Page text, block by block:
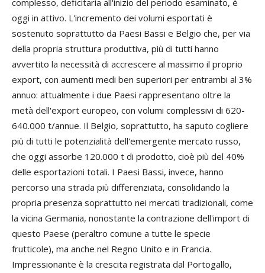
complesso, deficitaria all'inizio del periodo esaminato, è
oggi in attivo. L'incremento dei volumi esportati è
sostenuto soprattutto da Paesi Bassi e Belgio che, per via
della propria struttura produttiva, più di tutti hanno
avvertito la necessità di accrescere al massimo il proprio
export, con aumenti medi ben superiori per entrambi al 3%
annuo: attualmente i due Paesi rappresentano oltre la
metà dell'export europeo, con volumi complessivi di 620-
640.000 t/annue. Il Belgio, soprattutto, ha saputo cogliere
più di tutti le potenzialità dell'emergente mercato russo,
che oggi assorbe 120.000 t di prodotto, cioè più del 40%
delle esportazioni totali. I Paesi Bassi, invece, hanno
percorso una strada più differenziata, consolidando la
propria presenza soprattutto nei mercati tradizionali, come
la vicina Germania, nonostante la contrazione dell'import di
questo Paese (peraltro comune a tutte le specie
frutticole), ma anche nel Regno Unito e in Francia.
Impressionante è la crescita registrata dal Portogallo,